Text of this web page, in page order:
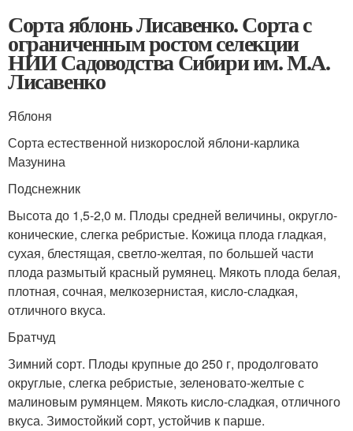
Сорта яблонь Лисавенко. Сорта с
ограниченным ростом селекции
НИИ Садоводства Сибири им. М.А.
Лисавенко
Яблоня
Сорта естественной низкорослой яблони-карлика
Мазунина
Подснежник
Высота до 1,5-2,0 м. Плоды средней величины, округло-
конические, слегка ребристые. Кожица плода гладкая,
сухая, блестящая, светло-желтая, по большей части
плода размытый красный румянец. Мякоть плода белая,
плотная, сочная, мелкозернистая, кисло-сладкая,
отличного вкуса.
Братчуд
Зимний сорт. Плоды крупные до 250 г, продолговато
округлые, слегка ребристые, зеленовато-желтые с
малиновым румянцем. Мякоть кисло-сладкая, отличного
вкуса. Зимостойкий сорт, устойчив к парше.